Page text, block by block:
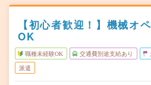
【初心者歓迎！】機械オ
OK
職種未経験OK 交通費別途支給あり
派遣